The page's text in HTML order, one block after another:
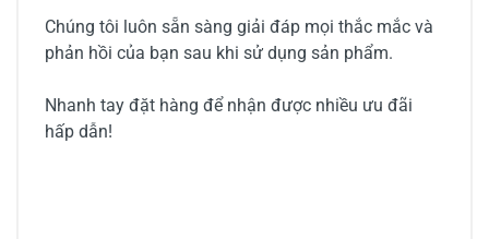
Chúng tôi luôn sẵn sàng giải đáp mọi thắc mắc và
phản hồi của bạn sau khi sử dụng sản phẩm.
Nhanh tay đặt hàng để nhận được nhiều ưu đãi
hấp dẫn!